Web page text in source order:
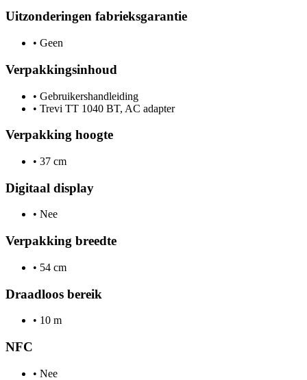
Uitzonderingen fabrieksgarantie
• Geen
Verpakkingsinhoud
• Gebruikershandleiding
• Trevi TT 1040 BT, AC adapter
Verpakking hoogte
• 37 cm
Digitaal display
• Nee
Verpakking breedte
• 54 cm
Draadloos bereik
• 10 m
NFC
• Nee